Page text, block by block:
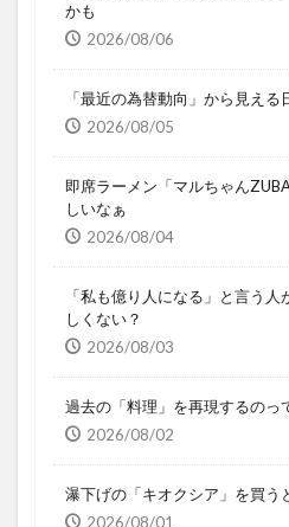
かも
2026/08/06
「最近の為替動向」から見え
2026/08/05
即席ラーメン「マルちゃん
しいなぁ
2026/08/04
「私も億り人になる」と言う
しくない？
2026/08/03
過去の「料理」を再現するのっ
2026/08/02
瀑下げの「キオクシア」を買う
2026/08/01